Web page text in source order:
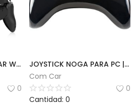
JOYSTICK PARA CELULAR W10
0
JOYSTICK NOGA PARA PC | NG-2103
Com Car
0
Cantidad: 0